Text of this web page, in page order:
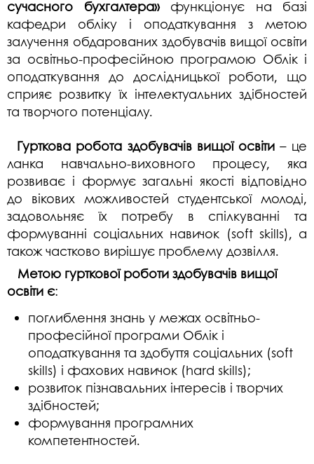
сучасного бухгалтера»функціонує на базі
кафедри обліку і оподаткування з метою
залучення обдарованих здобувачів вищої освіти
за освітньо-професійною програмою Облік і
оподаткування до дослідницької роботи, що
сприяє розвитку їх інтелектуальних здібностей
та творчого потенціалу.
Гурткова робота здобувачів вищої освіти– це
ланка навчально-виховного процесу, яка
розвиває і формує загальні якості відповідно
до вікових можливостей студентської молоді,
задовольняє їх потребу в спілкуванні та
формуванні соціальних навичок (soft skills), а
також частково вирішує проблему дозвілля.
Метою гурткової роботи здобувачів вищої
освіти є:
поглиблення знань у межах освітньо-
професійної програми Облік і
оподаткування та здобуття соціальних (soft
skills) і фахових навичок (hard skills);
розвиток пізнавальних інтересів і творчих
здібностей;
формування програмних
компетентностей.